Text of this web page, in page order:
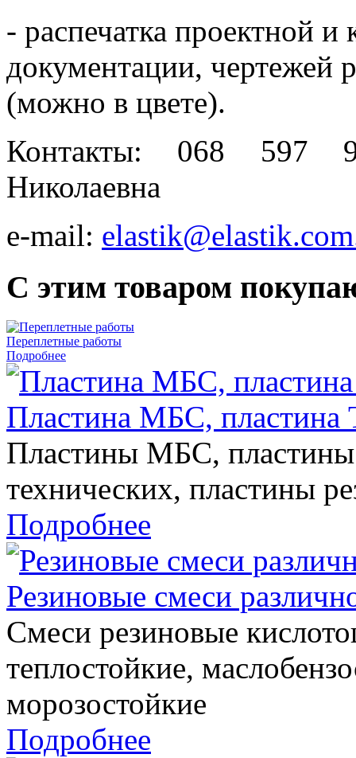
- распечатка проектной и
документации, чертежей
(можно в цвете).
Контакты: 068 597
Николаевна
e-mail:
С этим товаром
Переплетные работы
Подробнее
Пластина МБС,
Пластины МБС,
технических, пластины
Подробнее
Резиновые смеси
Смеси резиновые
теплостойкие,
морозостойкие
Подробнее